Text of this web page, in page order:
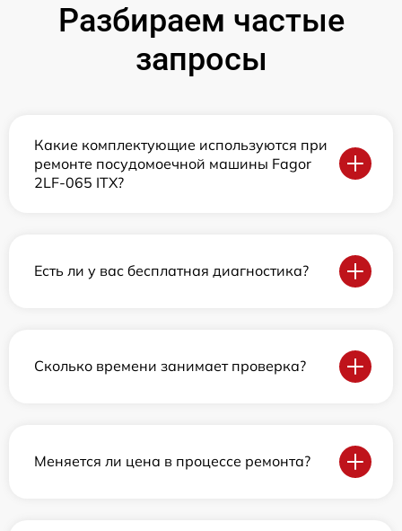
Разбираем частые
запросы
Какие комплектующие используются при
ремонте посудомоечной машины Fagor
2LF-065 ITX?
Есть ли у вас бесплатная диагностика?
Сколько времени занимает проверка?
Меняется ли цена в процессе ремонта?